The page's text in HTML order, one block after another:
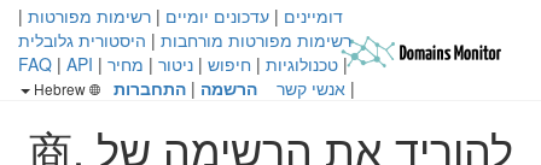
דומיינים | עדכונים יומיים | רשימות מפורטות |
רשימות מפורטות מורחבות | היסטורית גלובלית
| טכנולוגיות | חיפוש | ניטור | מחיר |
FAQ | API
| אנשי קשר הרשמה | התחברות
להוריד את הרשימה של .商